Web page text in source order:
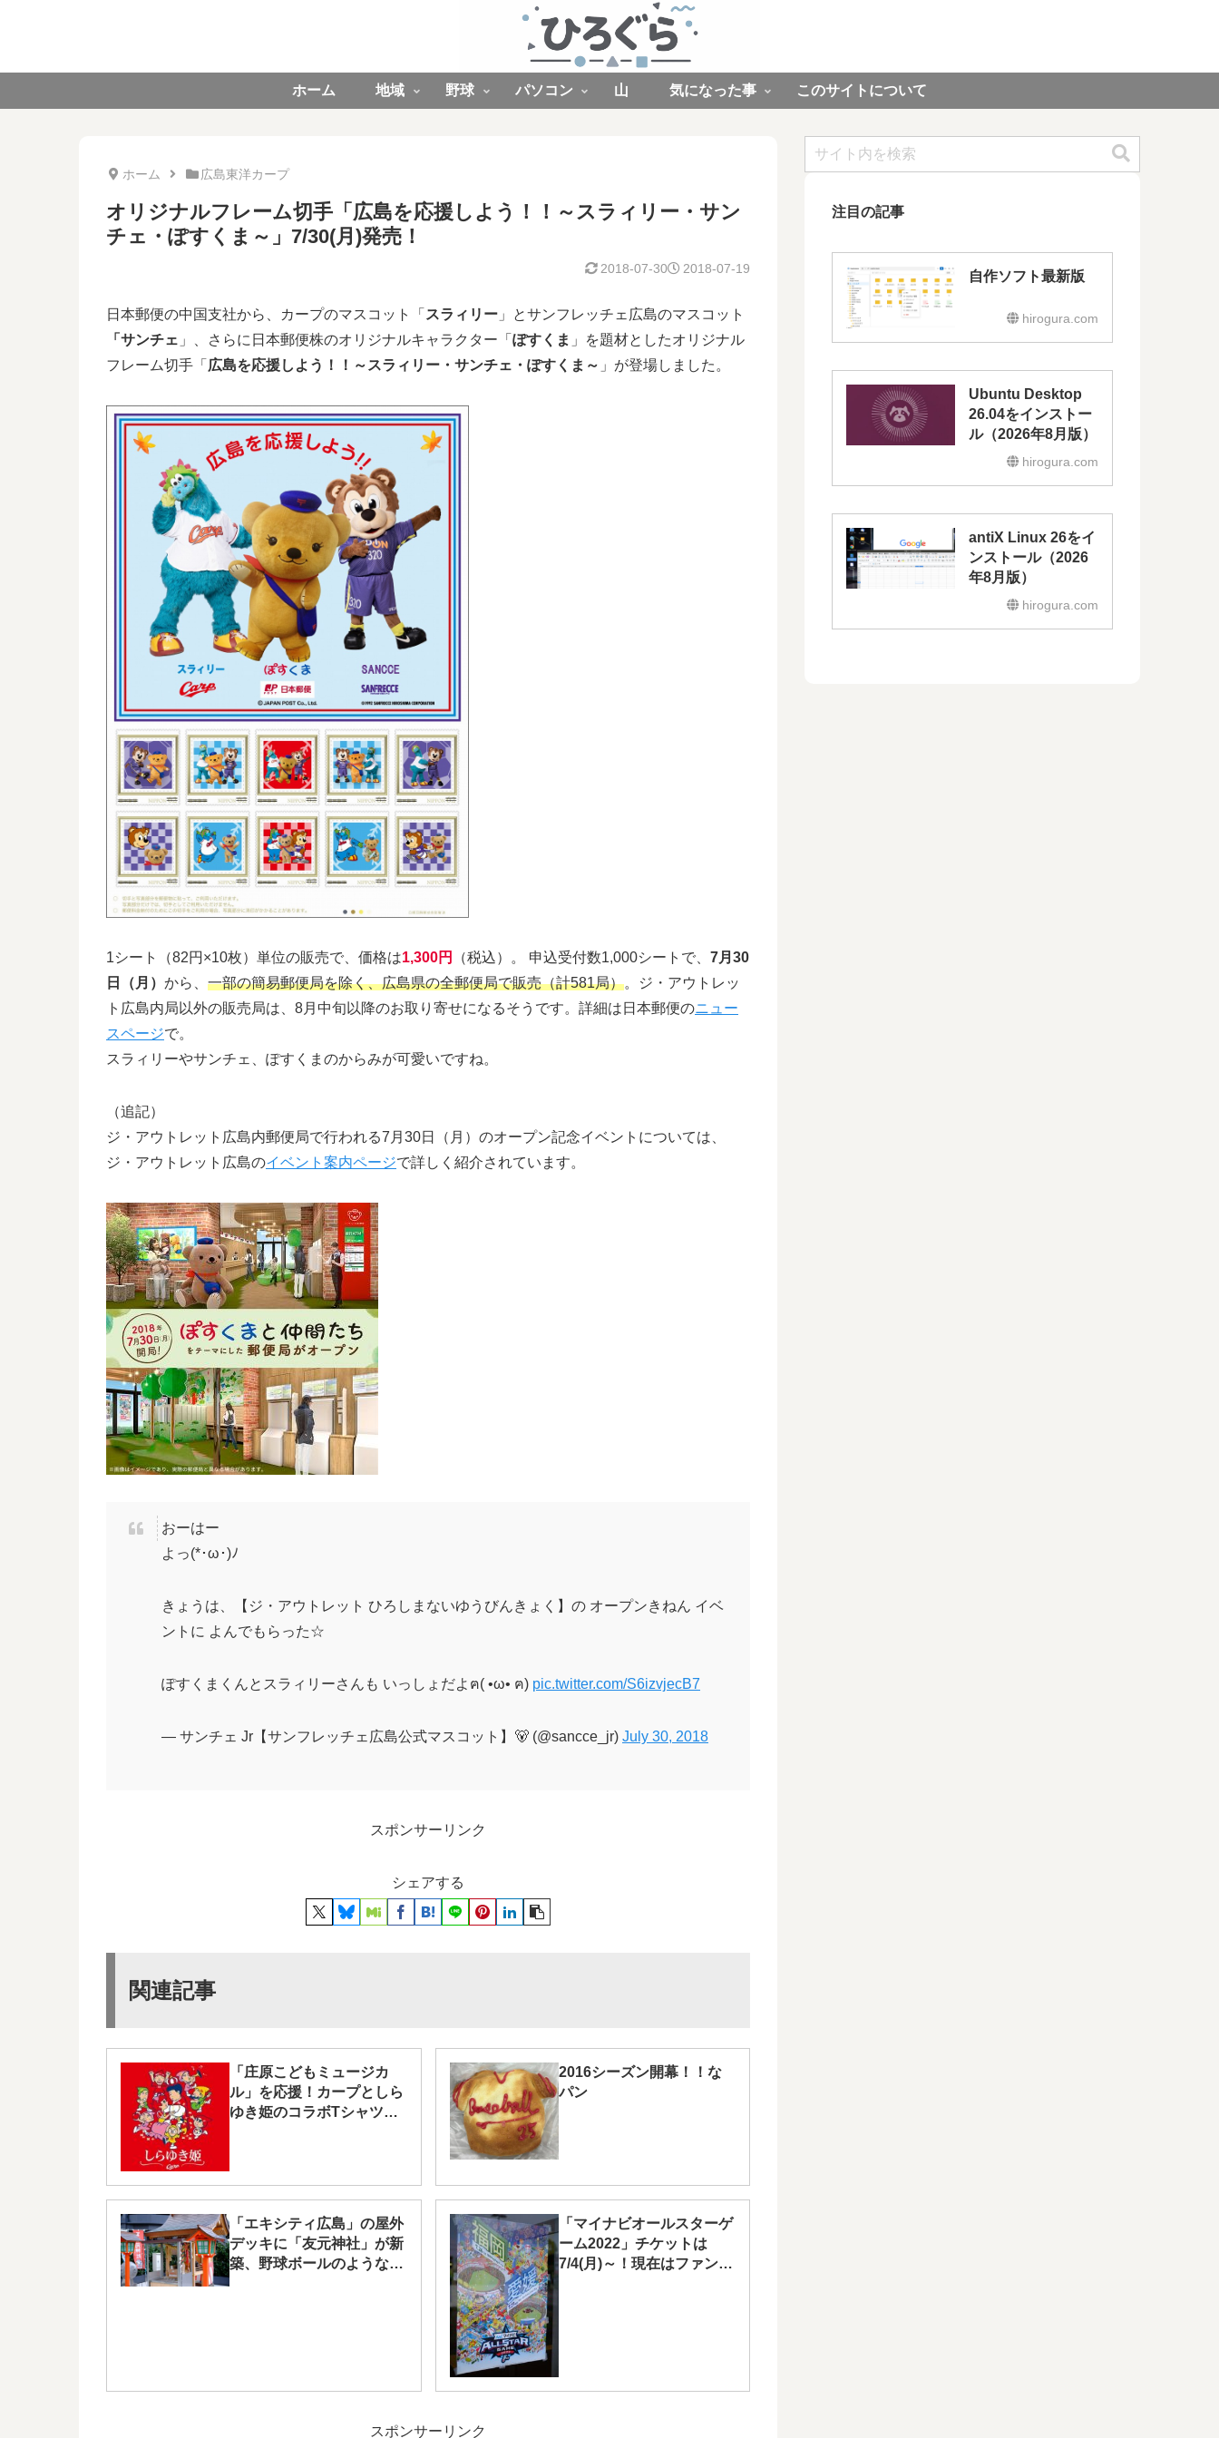
ホーム 地域 野球 パソコン 山 気になった事 このサイトについて
ホーム 広島東洋カープ
オリジナルフレーム切手「広島を応援しよう！！～スラィリー・サン
チェ・ぽすくま～」7/30(月)発売！
2018-07-19
2018-07-30
日本郵便の中国支社から、カープのマスコット「 スラィリー 」とサンフレッチェ広島のマスコット
「サンチェ 」、さらに日本郵便株のオリジナルキャラクター「 ぽすくま 」を題材としたオリジナル
フレーム切手「 広島を応援しよう！！～スラィリー・サンチェ・ぽすくま～ 」が登場しました。
1シート（82円×10枚）単位の販売で、価格は1,300円 （税込）。 申込受付数1,000シートで、 7月30
日（月） から、 一部の簡易郵便局を除く、広島県の全郵便局で販売（計581局）。ジ・アウトレッ
ト広島内局以外の販売局は、8月中旬以降のお取り寄せになるそうです。詳細は日本郵便のニュー
スページで。
スラィリーやサンチェ、ぽすくまのからみが可愛いですね。
（追記）
ジ・アウトレット広島内郵便局で行われる7月30日（月）のオープン記念イベントについては、
ジ・アウトレット広島のイベント案内ページで詳しく紹介されています。
おーはー
よっ(*･ω･)ﾉ
きょうは、【ジ・アウトレット ひろしまないゆうびんきょく】の オープンきねん イベ
ントに よんでもらった☆
ぽすくまくんとスラィリーさんも いっしょだよฅ( •ω• ฅ) pic.twitter.com/S6izvjecB7
— サンチェ Jr【サンフレッチェ広島公式マスコット】🐻 (@sancce_jr) July 30, 2018
スポンサーリンク
シェアする
関連記事
「庄原こどもミュージカ
ル」を応援！カープとしら
ゆき姫のコラボTシャツを
2016シーズン開幕！！な
パン
「エキシティ広島」の屋外
デッキに「友元神社」が新
築、野球ボールのような
「マイナビオールスターゲ
ーム2022」チケットは
7/4(月)～！現在はファン投
スポンサーリンク
注目の記事
自作ソフト最新版
hirogura.com
Ubuntu Desktop
26.04をインストー
ル（2026年8月版）
hirogura.com
antiX Linux 26をイ
ンストール（2026
年8月版）
hirogura.com